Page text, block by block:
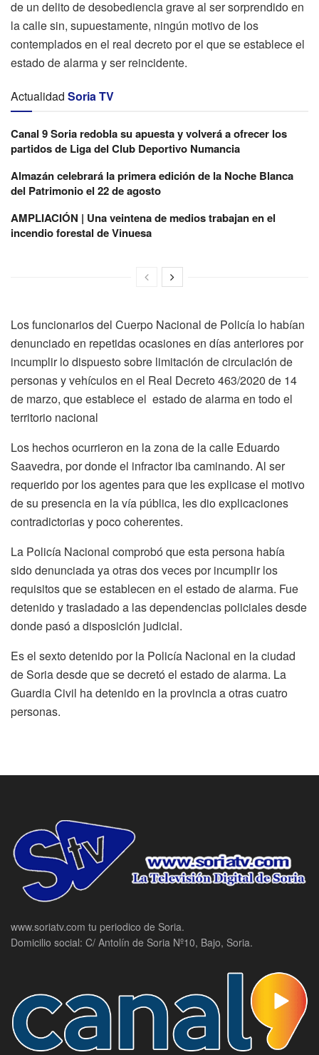
de un delito de desobediencia grave al ser sorprendido en
la calle sin, supuestamente, ningún motivo de los
contemplados en el real decreto por el que se establece el
estado de alarma y ser reincidente.
Actualidad Soria TV
Canal 9 Soria redobla su apuesta y volverá a ofrecer los
partidos de Liga del Club Deportivo Numancia
Almazán celebrará la primera edición de la Noche Blanca
del Patrimonio el 22 de agosto
AMPLIACIÓN | Una veintena de medios trabajan en el
incendio forestal de Vinuesa
Los funcionarios del Cuerpo Nacional de Policía lo habían
denunciado en repetidas ocasiones en días anteriores por
incumplir lo dispuesto sobre limitación de circulación de
personas y vehículos en el Real Decreto 463/2020 de 14
de marzo, que establece el estado de alarma en todo el
territorio nacional
Los hechos ocurrieron en la zona de la calle Eduardo
Saavedra, por donde el infractor iba caminando. Al ser
requerido por los agentes para que les explicase el motivo
de su presencia en la vía pública, les dio explicaciones
contradictorias y poco coherentes.
La Policía Nacional comprobó que esta persona había
sido denunciada ya otras dos veces por incumplir los
requisitos que se establecen en el estado de alarma. Fue
detenido y trasladado a las dependencias policiales desde
donde pasó a disposición judicial.
Es el sexto detenido por la Policía Nacional en la ciudad
de Soria desde que se decretó el estado de alarma. La
Guardia Civil ha detenido en la provincia a otras cuatro
personas.
www.soriatv.com tu periodico de Soria.
Domicilio social: C/ Antolín de Soria Nº10, Bajo, Soria.